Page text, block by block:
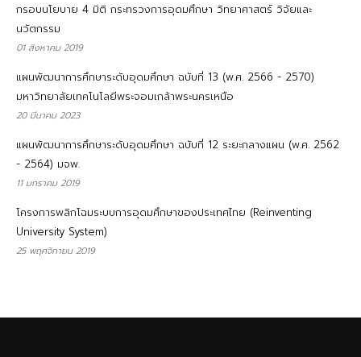
กรอบนโยบาย 4 มิติ กระทรวงการอุดมศึกษา วิทยาศาสตร์ วิจัยและ
นวัตกรรม
01 สิงหาคม 2019
แผนพัฒนาการศึกษาระดับอุดมศึกษา ฉบับที่ 13 (พ.ศ. 2566 - 2570)
มหาวิทยาลัยเทคโนโลยีพระจอมเกล้าพระนครเหนือ
20 มีนาคม 2023
แผนพัฒนาการศึกษาระดับอุดมศึกษา ฉบับที่ 12 ระยะกลางแผน (พ.ศ. 2562
- 2564) มจพ.
11 มกราคม 2019
โครงการพลิกโฉมระบบการอุดมศึกษาของประเทศไทย (Reinventing
University System)
25 พฤศจิกายน 2019